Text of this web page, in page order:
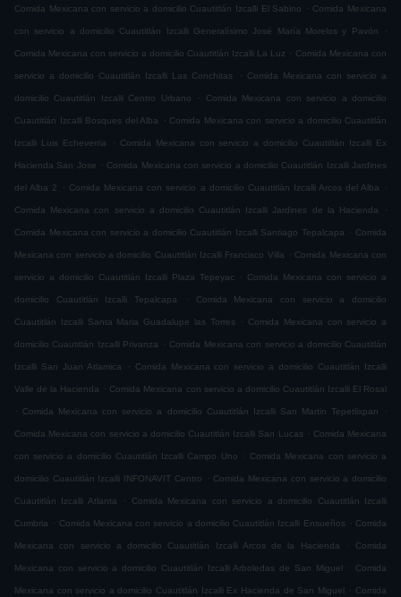
Comida Mexicana con servicio a domicilio Cuautitlán Izcalli El Sabino . Comida Mexicana
con servicio a domicilio Cuautitlán Izcalli Generalísimo José María Morelos y Pavón .
Comida Mexicana con servicio a domicilio Cuautitlán Izcalli La Luz . Comida Mexicana con
servicio a domicilio Cuautitlán Izcalli Las Conchitas . Comida Mexicana con servicio a
domicilio Cuautitlán Izcalli Centro Urbano . Comida Mexicana con servicio a domicilio
Cuautitlán Izcalli Bosques del Alba . Comida Mexicana con servicio a domicilio Cuautitlán
Izcalli Luis Echeverria . Comida Mexicana con servicio a domicilio Cuautitlán Izcalli Ex
Hacienda San Jose . Comida Mexicana con servicio a domicilio Cuautitlán Izcalli Jardines
del Alba 2 . Comida Mexicana con servicio a domicilio Cuautitlán Izcalli Arcos del Alba .
Comida Mexicana con servicio a domicilio Cuautitlán Izcalli Jardines de la Hacienda .
Comida Mexicana con servicio a domicilio Cuautitlán Izcalli Santiago Tepalcapa . Comida
Mexicana con servicio a domicilio Cuautitlán Izcalli Francisco Villa . Comida Mexicana con
servicio a domicilio Cuautitlán Izcalli Plaza Tepeyac . Comida Mexicana con servicio a
domicilio Cuautitlán Izcalli Tepalcapa . Comida Mexicana con servicio a domicilio
Cuautitlán Izcalli Santa Maria Guadalupe las Torres . Comida Mexicana con servicio a
domicilio Cuautitlán Izcalli Privanza . Comida Mexicana con servicio a domicilio Cuautitlán
Izcalli San Juan Atlamica . Comida Mexicana con servicio a domicilio Cuautitlán Izcalli
Valle de la Hacienda . Comida Mexicana con servicio a domicilio Cuautitlán Izcalli El Rosal
.
Comida Mexicana con servicio a domicilio Cuautitlán Izcalli San Martin Tepetlixpan .
Comida Mexicana con servicio a domicilio Cuautitlán Izcalli San Lucas . Comida Mexicana
con servicio a domicilio Cuautitlán Izcalli Campo Uno . Comida Mexicana con servicio a
domicilio Cuautitlán Izcalli INFONAVIT Centro . Comida Mexicana con servicio a domicilio
Cuautitlán Izcalli Atlanta . Comida Mexicana con servicio a domicilio Cuautitlán Izcalli
Cumbria . Comida Mexicana con servicio a domicilio Cuautitlán Izcalli Ensueños . Comida
Mexicana con servicio a domicilio Cuautitlán Izcalli Arcos de la Hacienda . Comida
Mexicana con servicio a domicilio Cuautitlán Izcalli Arboledas de San Miguel . Comida
Mexicana con servicio a domicilio Cuautitlán Izcalli Ex Hacienda de San Miguel . Comida